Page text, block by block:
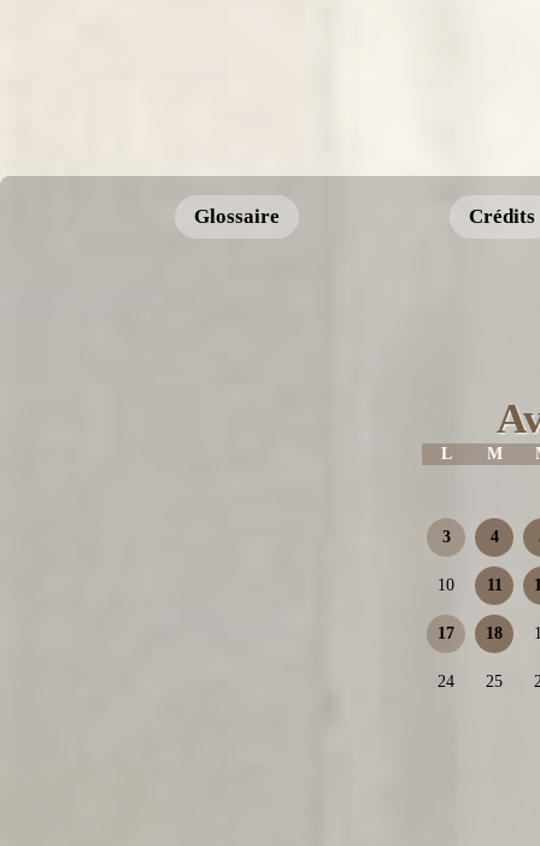
Glossaire Crédits
L M
3 4
10 11
17 18
24 25